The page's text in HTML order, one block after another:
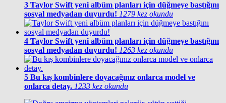
3 Taylor Swift yeni albüm planları için düğmeye bastığını
sosyal medyadan duyurdu! 1279 kez okundu
4 Taylor Swift yeni albüm planları için düğmeye bastığını
sosyal medyadan duyurdu! 1263 kez okundu
5 Bu kış kombinlere doyacağınız onlarca model ve
onlarca detay. 1233 kez okundu